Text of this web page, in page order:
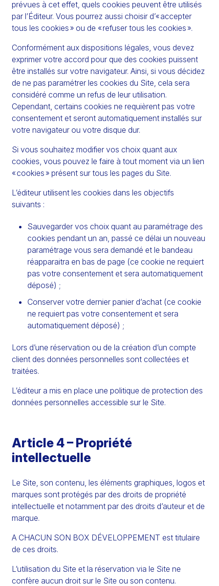
prévues à cet effet, quels cookies peuvent être utilisés
par l’Éditeur. Vous pourrez aussi choisir d’« accepter
tous les cookies » ou de « refuser tous les cookies ».
Conformément aux dispositions légales, vous devez
exprimer votre accord pour que des cookies puissent
être installés sur votre navigateur. Ainsi, si vous décidez
de ne pas paramétrer les cookies du Site, cela sera
considéré comme un refus de leur utilisation.
Cependant, certains cookies ne requièrent pas votre
consentement et seront automatiquement installés sur
votre navigateur ou votre disque dur.
Si vous souhaitez modifier vos choix quant aux
cookies, vous pouvez le faire à tout moment via un lien
« cookies » présent sur tous les pages du Site.
L’éditeur utilisent les cookies dans les objectifs
suivants :
Sauvegarder vos choix quant au paramétrage des
cookies pendant un an, passé ce délai un nouveau
paramétrage vous sera demandé et le bandeau
réapparaitra en bas de page (ce cookie ne requiert
pas votre consentement et sera automatiquement
déposé) ;
Conserver votre dernier panier d’achat (ce cookie
ne requiert pas votre consentement et sera
automatiquement déposé) ;
Lors d’une réservation ou de la création d’un compte
client des données personnelles sont collectées et
traitées.
L’éditeur a mis en place une politique de protection des
données personnelles accessible sur le Site.
Article 4 – Propriété
intellectuelle
Le Site, son contenu, les éléments graphiques, logos et
marques sont protégés par des droits de propriété
intellectuelle et notamment par des droits d’auteur et de
marque.
A CHACUN SON BOX DÉVELOPPEMENT est titulaire
de ces droits.
L’utilisation du Site et la réservation via le Site ne
confère aucun droit sur le Site ou son contenu.